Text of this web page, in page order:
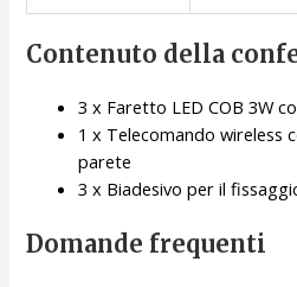
Contenuto della
3 x Faretto LED COB 3W
1 x Telecomando wireless
parete
3 x Biadesivo per il
Domande frequenti